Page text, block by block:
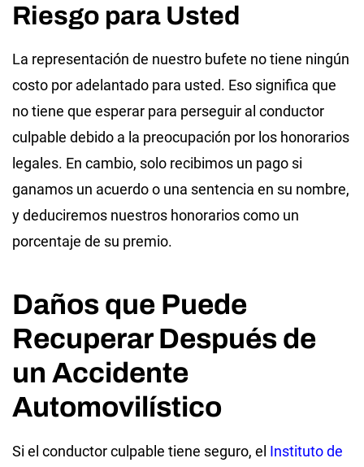
Riesgo para Usted
La representación de nuestro bufete no tiene ningún
costo por adelantado para usted. Eso significa que
no tiene que esperar para perseguir al conductor
culpable debido a la preocupación por los honorarios
legales. En cambio, solo recibimos un pago si
ganamos un acuerdo o una sentencia en su nombre,
y deduciremos nuestros honorarios como un
porcentaje de su premio.
Daños que Puede
Recuperar Después de
un Accidente
Automovilístico
Si el conductor culpable tiene seguro, el Instituto de